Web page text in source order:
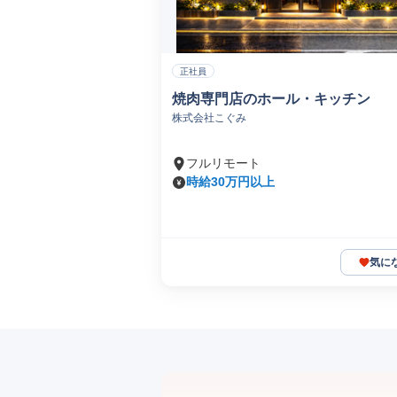
正社員
焼肉専門店のホール・キッチン
株式会社こぐみ
フルリモート
時給30万円以上
気に